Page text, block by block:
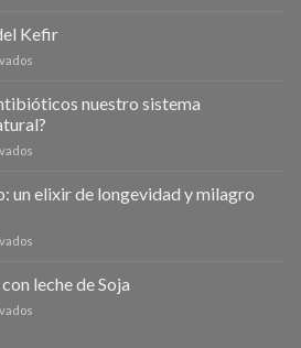
días?
flora
relación
tienen?
Kefir
Beneficios
del
Kefir
nuestro sistema
los
antibióticos
natural?
un elixir de longevidad y milagro
yogur
Búlgaro:
leche de Soja